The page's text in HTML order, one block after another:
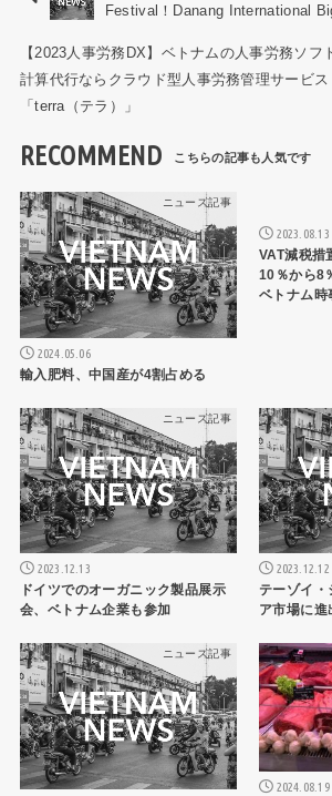
Festival！Danang International
【2023人事労務DX】ベトナムの人事労務ソフ
計算代行ならクラウド型人事労務管理サービス
「terra（テラ）」
RECOMMEND
ニュース記事
2024.05.06
輸入肥料、中国産が4割占める
2023.08.13
VAT減税措
10％から8
ベトナム時
ニュース記事
2023.12.13
ドイツでのオーガニック製品展示
会、ベトナム企業も参加
2023.12.12
テーゾイ
ア市場に進
ニュース記事
2024.08.19